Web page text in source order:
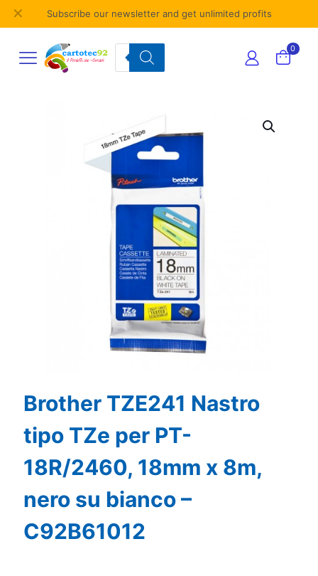
Subscribe our newsletter and get unlimited profits
✕
Products
search
0
Brother TZE241 Nastro
tipo TZe per PT-
18R/2460, 18mm x 8m,
nero su bianco –
C92B61012